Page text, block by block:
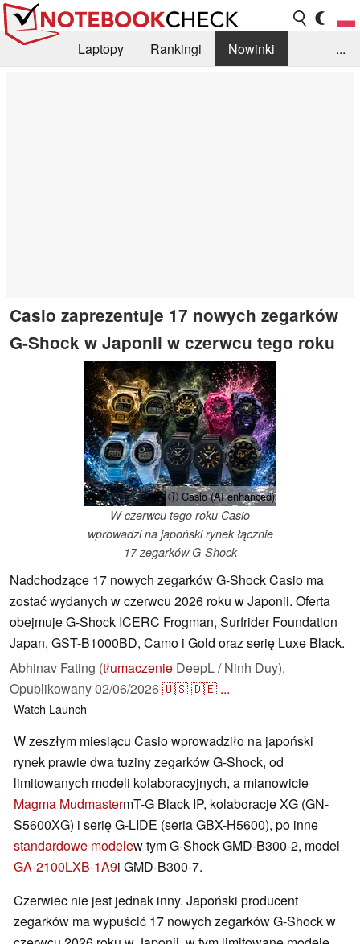
Laptopy Rankingi
Nowinki
...
Casio zaprezentuje 17 nowych zegarków
G-Shock w Japonii w czerwcu tego roku
ⓘ Casio (AI enhanced)
W czerwcu tego roku Casio
wprowadzi na japoński rynek łącznie
17 zegarków G-Shock
Nadchodzące 17 nowych zegarków G-Shock Casio ma
zostać wydanych w czerwcu 2026 roku w Japonii. Oferta
obejmuje G-Shock ICERC Frogman, Surfrider Foundation
Japan, GST-B1000BD, Camo i Gold oraz serię Luxe Black.
Abhinav Fating (tłumaczenie DeepL / Ninh Duy),
Opublikowany02/06/2026🇺🇸🇩🇪 ...
Watch Launch
W zeszłym miesiącu Casio wprowadziło na japoński
rynek prawie dwa tuziny zegarków G-Shock, od
limitowanych modeli kolaboracyjnych, a mianowicie
Magma MudmastermT-G Black IP, kolaboracje XG (GN-
S5600XG) i serię G-LIDE (seria GBX-H5600), po inne
standardowe modelew tym G-Shock GMD-B300-2, model
GA-2100LXB-1A9i GMD-B300-7.
Czerwiec nie jest jednak inny. Japoński producent
zegarków ma wypuścić 17 nowych zegarków G-Shock w